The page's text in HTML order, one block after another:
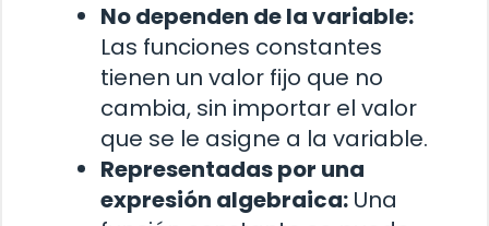
No dependen de la variable:
Las funciones constantes
tienen un valor fijo que no
cambia, sin importar el valor
que se le asigne a la variable.
Representadas por una
expresión algebraica: Una